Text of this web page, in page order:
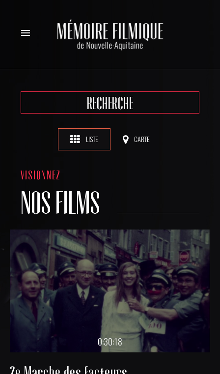
menu
RECHERCHE
LISTE CARTE
VISIONNEZ
NOS FILMS
0:30:18